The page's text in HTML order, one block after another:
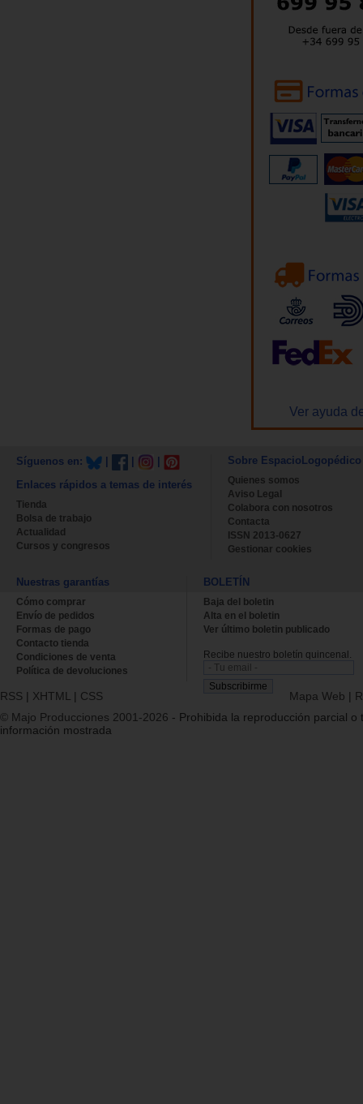
Ver ayuda
Síguenos en:
Enlaces rápidos a temas de interés
Tienda
Bolsa de trabajo
Actualidad
Cursos y congresos
Sobre EspacioLogopédico
Quienes somos
Aviso Legal
Colabora con nosotros
Contacta
ISSN 2013-0627
Gestionar cookies
Nuestras garantías
Cómo comprar
Envío de pedidos
Formas de pago
Contacto tienda
Condiciones de venta
Política de devoluciones
BOLETÍN
Baja del boletin
Alta en el boletin
Ver último boletin publicado
Recibe nuestro boletín quincenal.
RSS | XHTML | CSS Mapa Web |
© Majo Producciones 2001-2026 - Prohibida la reproducción parcial o
información mostrada